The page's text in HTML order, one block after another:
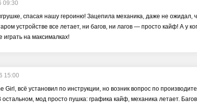
09:30
спасая нашу героиню! Зацепила механика, даже не ожидал,
устройстве все летает, ни багов, ни лагов — просто кайф! А у
играть на максималках!
15:00
Girl, всё установил по инструкции, но возник вопрос по
мод просто пушка: графика кайф, механика летает.